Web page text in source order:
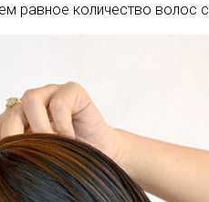
равное количество волос